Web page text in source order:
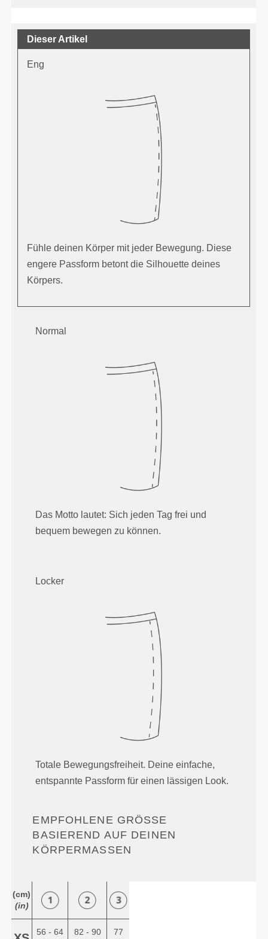
Dieser Artikel
Eng
Fühle deinen Körper mit jeder Bewegung. Diese
engere Passform betont die Silhouette deines
Körpers.
Normal
Das Motto lautet: Sich jeden Tag frei und
bequem bewegen zu können.
Locker
Totale Bewegungsfreiheit. Deine einfache,
entspannte Passform für einen lässigen Look.
EMPFOHLENE GRÖSSE B
ASIEREND AUF DEINEN K
ÖRPERMASSEN
(cm)
(in)
56 - 64
82 - 90
77